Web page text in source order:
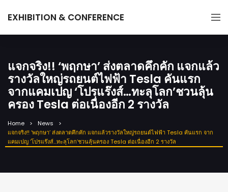
EXHIBITION & CONFERENCE
แจกจริง!! ‘พฤกษา’ ส่งตลาดคึกคัก แจกแล้ว
รางวัลใหญ่รถยนต์ไฟฟ้า Tesla คันแรก
จากแคมเปญ ‘โปรแร๊งส์…ทะลุโลก’ชวนลุ้น
ครอง Tesla ต่อเนื่องอีก 2 รางวัล
Home
News
แจกจริง!! ‘พฤกษา’ ส่งตลาดคึกคัก แจกแล้วรางวัลใหญ่รถยนต์ไฟฟ้า Tesla คันแรก จาก
แคมเปญ ‘โปรแร๊งส์…ทะลุโลก’ชวนลุ้นครอง Tesla ต่อเนื่องอีก 2 รางวัล